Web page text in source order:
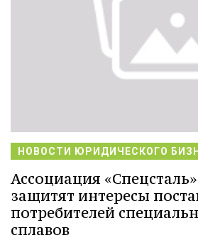
НОВОСТИ ЮРИДИЧЕСКОГО
Ассоциация
защитят интересы
потребителей
сплавов